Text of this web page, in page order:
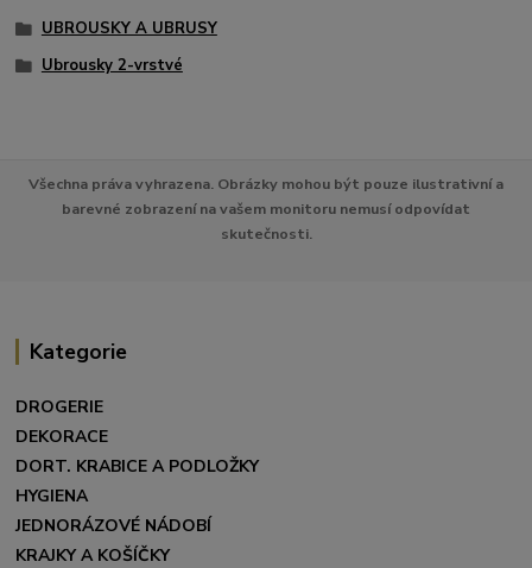
UBROUSKY A UBRUSY
Ubrousky 2-vrstvé
Všechna práva vyhrazena. Obrázky mohou být pouze ilustrativní a
barevné zobrazení na vašem monitoru nemusí odpovídat
skutečnosti.
Kategorie
DROGERIE
DEKORACE
DORT. KRABICE A PODLOŽKY
HYGIENA
JEDNORÁZOVÉ NÁDOBÍ
KRAJKY A KOŠÍČKY